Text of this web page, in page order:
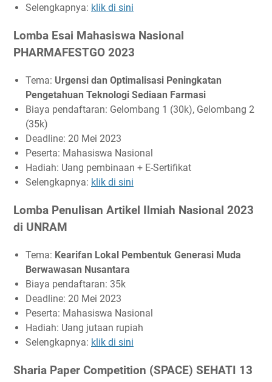
Selengkapnya: klik di sini
Lomba Esai Mahasiswa Nasional
PHARMAFESTGO 2023
Tema: Urgensi dan Optimalisasi Peningkatan
Pengetahuan Teknologi Sediaan Farmasi
Biaya pendaftaran: Gelombang 1 (30k), Gelombang 2
(35k)
Deadline: 20 Mei 2023
Peserta: Mahasiswa Nasional
Hadiah: Uang pembinaan + E-Sertifikat
Selengkapnya: klik di sini
Lomba Penulisan Artikel Ilmiah Nasional 2023
di UNRAM
Tema: Kearifan Lokal Pembentuk Generasi Muda
Berwawasan Nusantara
Biaya pendaftaran: 35k
Deadline: 20 Mei 2023
Peserta: Mahasiswa Nasional
Hadiah: Uang jutaan rupiah
Selengkapnya: klik di sini
Sharia Paper Competition (SPACE) SEHATI 13